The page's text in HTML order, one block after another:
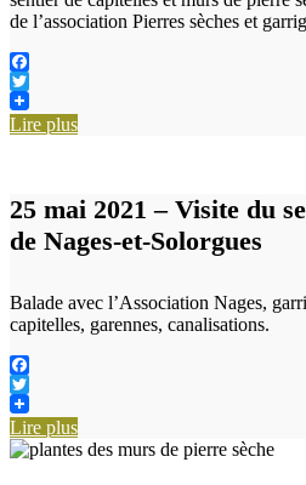
de l’association Pierres sèches et
Facebook
Twitter
Lire plus
25 mai 2021 – Visite du
de Nages-et-Solorgues
Balade avec l’Association Nages,
capitelles, garennes, canalisations.
Facebook
Twitter
Lire plus